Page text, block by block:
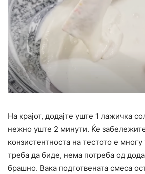
На крајот, додајте уште 1 лажичка
нежно уште 2 минути. Ќе
конзистентноста на тестото е
треба да биде, нема потреба од
брашно. Вака подготвената смеса